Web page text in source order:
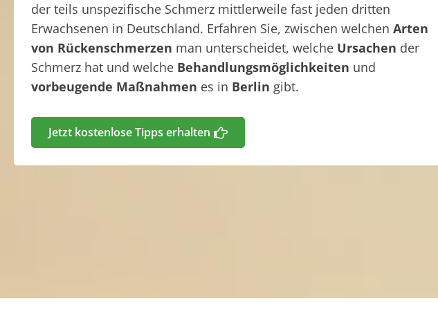
der teils unspezifische Schmerz mittlerweile fast jeden dritten
Erwachsenen in Deutschland. Erfahren Sie, zwischen welchen Arten
von Rückenschmerzen man unterscheidet, welche Ursachen der
Schmerz hat und welche Behandlungsmöglichkeiten und
vorbeugende Maßnahmen es in Berlin gibt.
Jetzt kostenlose Tipps erhalten